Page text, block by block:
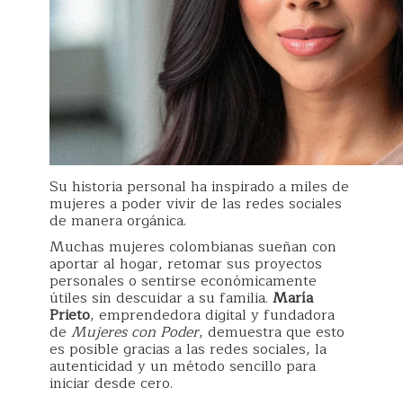
Su historia personal ha inspirado a miles de
mujeres a poder vivir de las redes sociales
de manera orgánica.
Muchas mujeres colombianas sueñan con
aportar al hogar, retomar sus proyectos
personales o sentirse económicamente
útiles sin descuidar a su familia. María
Prieto, emprendedora digital y fundadora
de Mujeres con Poder, demuestra que esto
es posible gracias a las redes sociales, la
autenticidad y un método sencillo para
iniciar desde cero.